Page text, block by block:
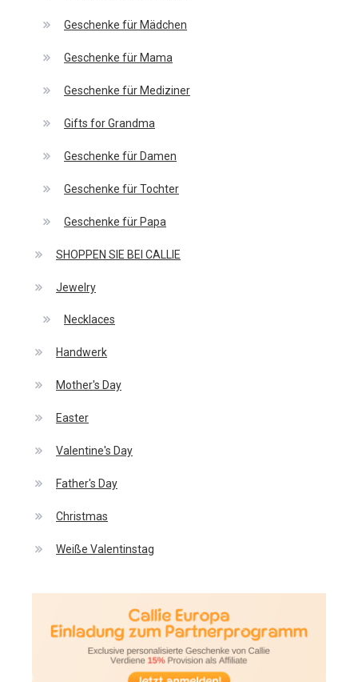
Geschenke für Mädchen
Geschenke für Mama
Geschenke für Mediziner
Gifts for Grandma
Geschenke für Damen
Geschenke für Tochter
Geschenke für Papa
SHOPPEN SIE BEI CALLIE
Jewelry
Necklaces
Handwerk
Mother's Day
Easter
Valentine's Day
Father's Day
Christmas
Weiße Valentinstag